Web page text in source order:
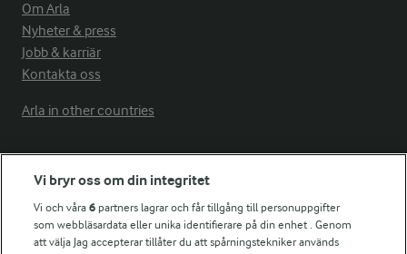
Om Arla
Nyheter & press
Jobb & karriär
Kontakta oss
Arla in other countries
Fler Arlasajter
För ägare
Arlas kundportal
Vi bryr oss om din integritet
Vi och våra6 partners lagrar och får tillgång till personuppgifter
som webbläsardata eller unika identifierare på din enhet . Genom
att välja Jag accepterar tillåter du att spårningstekniker används